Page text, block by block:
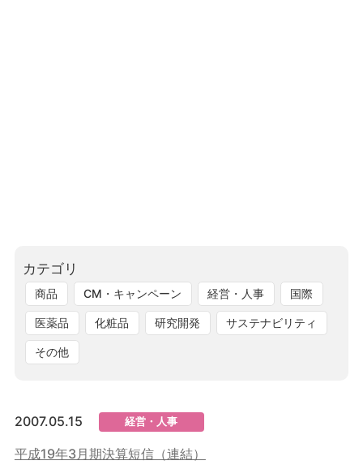
カテゴリ
商品 CM・キャンペーン 経営・人事 国際
医薬品 化粧品 研究開発 サステナビリティ
その他
2007.05.15 経営・人事
平成19年3月期決算短信（連結）